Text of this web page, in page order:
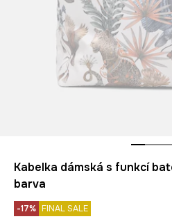
Kabelka dámská s funkcí
barva
-17% FINAL SALE